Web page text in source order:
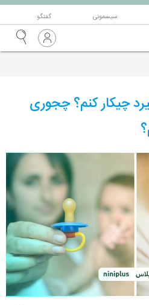
سیسمونی گفتگو
چیکار کنم؟ چجوری